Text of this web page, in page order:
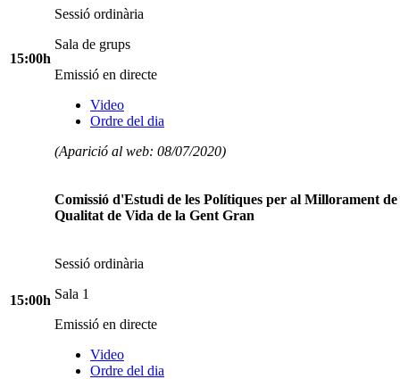
15:00h
Sessió ordinària
Sala de grups
Emissió en directe
Video
Ordre del dia
(Aparició al web: 08/07/2020)
15:00h
Comissió d'Estudi de les Polítiques per al Millorament de
Qualitat de Vida de la Gent Gran
Sessió ordinària
Sala 1
Emissió en directe
Video
Ordre del dia